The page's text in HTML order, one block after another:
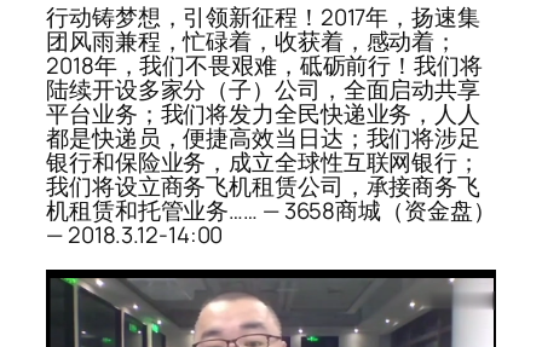
行动铸梦想，引领新征程！2017年，扬速集
团风雨兼程，忙碌着，收获着，感动着；
2018年，我们不畏艰难，砥砺前行！我们将
陆续开设多家分（子）公司，全面启动共享
平台业务；我们将发力全民快递业务，人人
都是快递员，便捷高效当日达；我们将涉足
银行和保险业务，成立全球性互联网银行；
我们将设立商务飞机租赁公司，承接商务飞
机租赁和托管业务…… — 3658商城（资金盘）
— 2018.3.12-14:00